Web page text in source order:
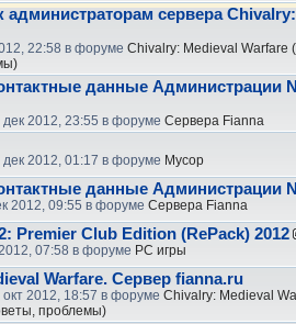
сервера
22:58 в форуме Chivalry: Medieval Warfare
данные Администрации
дек 2012, 23:55 в форуме Сервера Fianna
дек 2012, 01:17 в форуме Мусор
данные Администрации
2012, 09:55 в форуме Сервера Fianna
Premier Club Edition (RePack) 2012
07:58 в форуме PC игры
Warfare. Сервер fianna.ru
окт 2012, 18:57 в форуме Chivalry: Medieval
проблемы)